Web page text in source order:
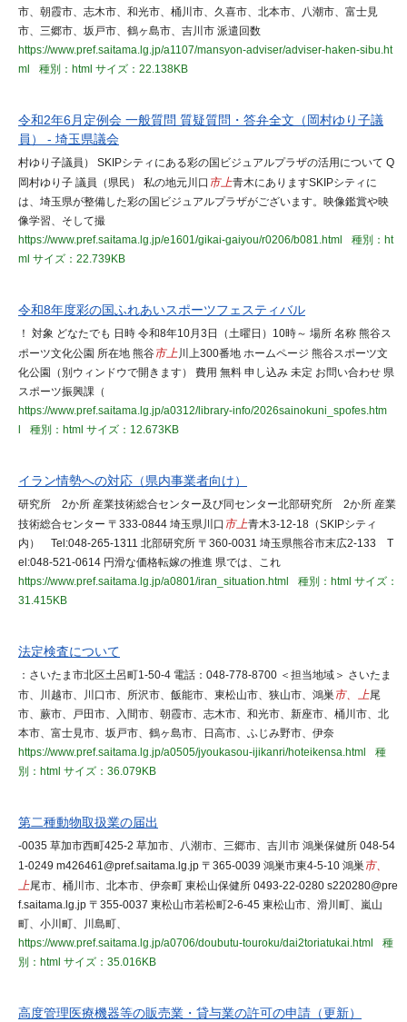
市、朝霞市、志木市、和光市、桶川市、久喜市、北本市、八潮市、富士見
市、三郷市、坂戸市、鶴ヶ島市、吉川市 派遣回数
https://www.pref.saitama.lg.jp/a1107/mansyon-adviser/adviser-haken-sibu.ht
ml
種別：html サイズ：22.138KB
令和2年6月定例会 一般質問 質疑質問・答弁全文（岡村ゆり子議
員） - 埼玉県議会
村ゆり子議員） SKIPシティにある彩の国ビジュアルプラザの活用について Q
岡村ゆり子 議員（県民） 私の地元川口 市上青木にありますSKIPシティに
は、埼玉県が整備した彩の国ビジュアルプラザがございます。映像鑑賞や映
像学習、そして撮
https://www.pref.saitama.lg.jp/e1601/gikai-gaiyou/r0206/b081.html
種別：ht
ml サイズ：22.739KB
令和8年度彩の国ふれあいスポーツフェスティバル
！ 対象 どなたでも 日時 令和8年10月3日（土曜日）10時～ 場所 名称 熊谷ス
ポーツ文化公園 所在地 熊谷市上川上300番地 ホームページ 熊谷スポーツ文
化公園（別ウィンドウで開きます） 費用 無料 申し込み 未定 お問い合わせ 県
スポーツ振興課（
https://www.pref.saitama.lg.jp/a0312/library-info/2026sainokuni_spofes.htm
種別：html サイズ：12.673KB
イラン情勢への対応（県内事業者向け）
研究所 2か所 産業技術総合センター及び同センター北部研究所 2か所 産業
技術総合センター 〒333-0844 埼玉県川口 市上青木3-12-18（SKIPシティ
内） Tel:048-265-1311 北部研究所 〒360-0031 埼玉県熊谷市末広2-133 T
el:048-521-0614 円滑な価格転嫁の推進 県では、これ
https://www.pref.saitama.lg.jp/a0801/iran_situation.html
種別：html サイズ：
31.415KB
法定検査について
：さいたま市北区土呂町1-50-4 電話：048-778-8700 ＜担当地域＞ さいたま
市、川越市、川口市、所沢市、飯能市、東松山市、狭山市、鴻巣 市、上尾
市、蕨市、戸田市、入間市、朝霞市、志木市、和光市、新座市、桶川市、北
本市、富士見市、坂戸市、鶴ヶ島市、日高市、ふじみ野市、伊奈
https://www.pref.saitama.lg.jp/a0505/jyoukasou-ijikanri/hoteikensa.html
種
別：html サイズ：36.079KB
第二種動物取扱業の届出
-0035 草加市西町425-2 草加市、八潮市、三郷市、吉川市 鴻巣保健所 048-54
1-0249 m426461@pref.saitama.lg.jp 〒365-0039 鴻巣市東4-5-10 鴻巣 市、
上尾市、桶川市、北本市、伊奈町 東松山保健所 0493-22-0280 s220280@pre
f.saitama.lg.jp 〒355-0037 東松山市若松町2-6-45 東松山市、滑川町、嵐山
町、小川町、川島町、
https://www.pref.saitama.lg.jp/a0706/doubutu-touroku/dai2toriatukai.html
種
別：html サイズ：35.016KB
高度管理医療機器等の販売業・貸与業の許可の申請（更新）